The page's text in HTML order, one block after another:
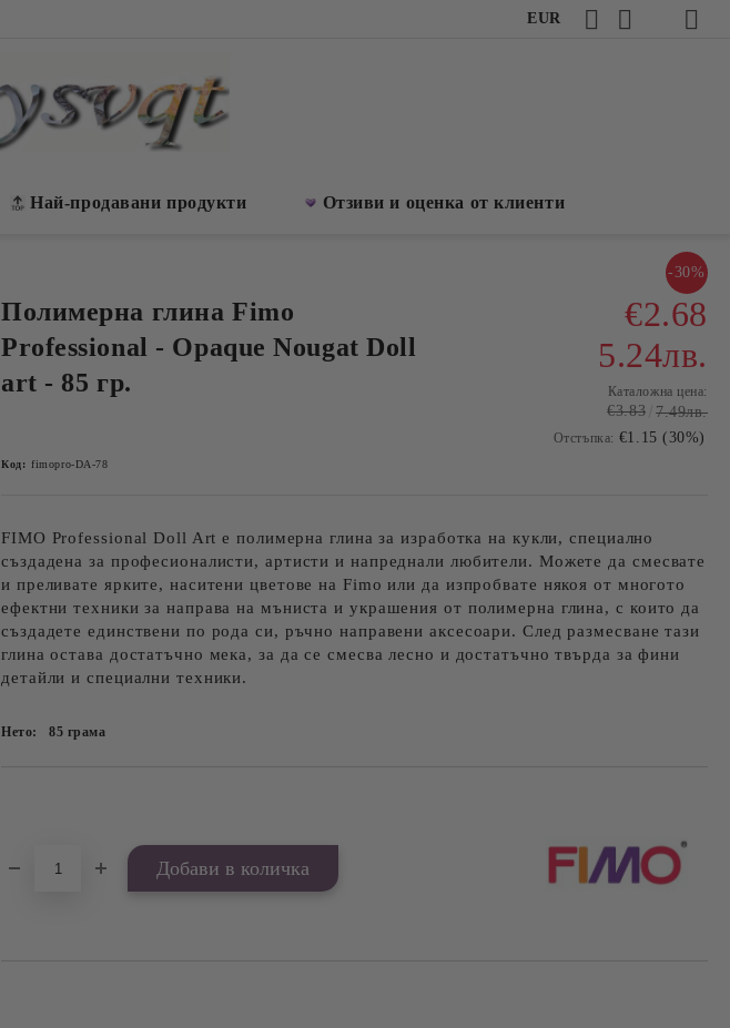
EUR
Най-продавани продукти Отзиви и оценка от клиенти
Полимерна глина Fimo
Professional - Opaque Nougat Doll
art - 85 гр.
-30%
€2.68
5.24лв.
Каталожна цена:
€3.83 7.49лв.
Отстъпка: €1.15 (30%)
Код: fimopro-DA-78
FIMO Professional Doll Art e полимерна глина за изработка на кукли, специално
създадена за професионалисти, артисти и напреднали любители. Можете да смесвате
и преливате ярките, наситени цветове на Fimo или да изпробвате някоя от многото
ефектни техники за направа на мъниста и украшения от полимерна глина, с които да
създадете единствени по рода си, ръчно направени аксесоари. След размесване тази
глина остава достатъчно мека, за да се смесва лесно и достатъчно твърда за фини
детайли и специални техники.
Нето: 85 грама